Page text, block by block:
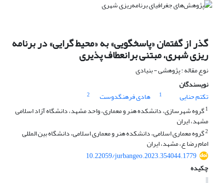
گذر از گفتمان «پاسخگویی» به «محیط گرایی» در برنامه
ریزی شهری، مبتنی برانعطاف پذیری
نوع مقاله : پژوهشی - بنیادی
نویسندگان
تکتم حنایی
1 هادی فرهنگدوست
2
1گروه شهرسازی، دانشکده هنر و معماری، واحد مشهد، دانشگاه آزاد اسلامی
مشهد، ایران
2گروه معماری اسلامی، دانشکده هنر و معماری اسلامی، دانشگاه بین المللی
امام رضا ع، مشهد، ایران
10.22059/jurbangeo.2023.354044.1779
چکیده